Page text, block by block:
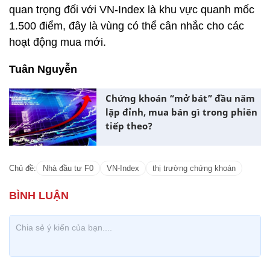
quan trọng đối với VN-Index là khu vực quanh mốc
1.500 điểm, đây là vùng có thể cân nhắc cho các
hoạt động mua mới.
Tuân Nguyễn
Chứng khoán “mở bát” đầu năm
lập đỉnh, mua bán gì trong phiên
tiếp theo?
Chủ đề: Nhà đầu tư F0 VN-Index thị trường chứng khoán